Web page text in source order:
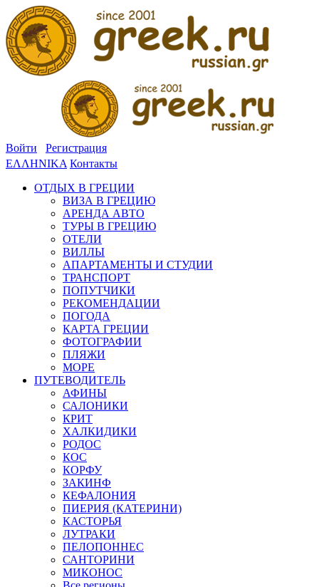
Войти
Регистрация
ΕΛΛΗΝΙΚΑ Контакты
ОТДЫХ В ГРЕЦИИ
ВИЗА В ГРЕЦИЮ
АРЕНДА АВТО
ТУРЫ В ГРЕЦИЮ
ОТЕЛИ
ВИЛЛЫ
АПАРТАМЕНТЫ И СТУДИИ
ТРАНСПОРТ
ПОПУТЧИКИ
РЕКОМЕНДАЦИИ
ПОГОДА
КАРТА ГРЕЦИИ
ФОТОГРАФИИ
ПЛЯЖИ
МОРЕ
ПУТЕВОДИТЕЛЬ
АФИНЫ
САЛОНИКИ
КРИТ
ХАЛКИДИКИ
РОДОС
КОС
КОРФУ
ЗАКИНФ
КЕФАЛОНИЯ
ПИЕРИЯ (КАТЕРИНИ)
КАСТОРЬЯ
ЛУТРАКИ
ПЕЛОПОННЕС
САНТОРИНИ
МИКОНОС